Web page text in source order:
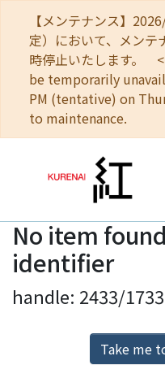
【メンテナンス】
定）において、メンテ
時停止いたします。
be temporarily
PM (tentative) on
to maintenance.
Home
Communities
Browse
Download Ranking
No item
identifier
handle: 2433/
Take me